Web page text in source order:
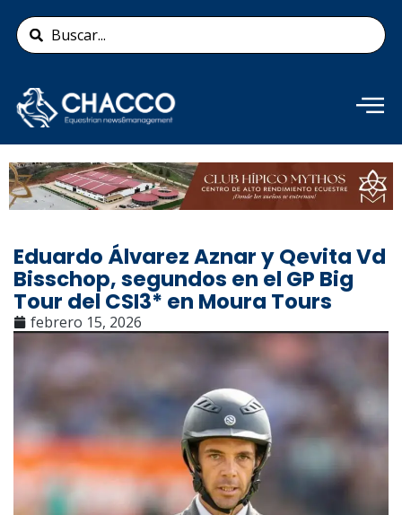
contenido
Search
...
Añade aquí tu texto de
cabecera
Eduardo Álvarez Aznar y Qevita Vd
Bisschop, segundos en el GP Big
Tour del CSI3* en Moura Tours
febrero 15, 2026